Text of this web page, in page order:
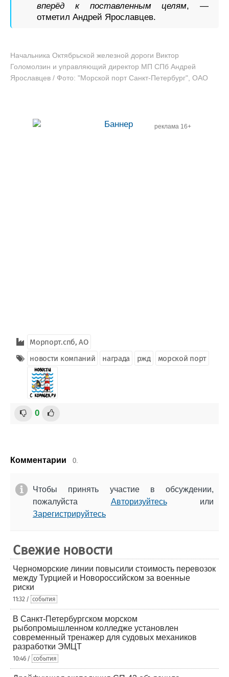
вперёд к поставленным целям, —
отметил Андрей Ярославцев.
Начальника Октябрьской железной дороги Виктор
Голомолзин и управляющий директор МП СПб Андрей
Ярославцев / Фото: "Морской порт Санкт-Петербург", ОАО
реклама 16+
Морпорт.спб, АО
новости компаний
награда ржд морской порт
0
Комментарии 0.
Чтобы принять участие в обсуждении,
пожалуйста Авторизуйтесьили
Зарегистрируйтесь
Свежие новости
Черноморские линии повысили стоимость перевозок
между Турцией и Новороссийском за военные
риски
11:32 / события
В Санкт-Петербургском морском
рыбопромышленном колледже установлен
современный тренажер для судовых механиков
разработки ЭМЦТ
10:46 / события